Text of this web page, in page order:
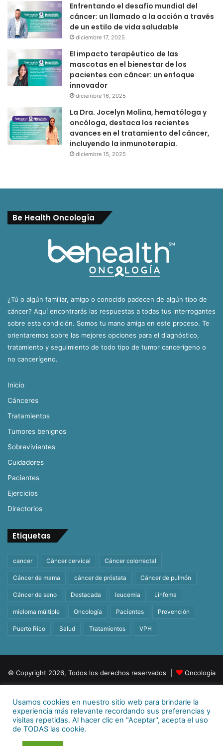
Enfrentando el desafío mundial del
cáncer: un llamado a la acción a través
de un estilo de vida saludable
diciembre 17, 2025
El impacto terapéutico de las
mascotas en el bienestar de los
pacientes con cáncer: un enfoque
innovador
diciembre 16, 2025
La Dra. Jocelyn Molina, hematóloga y
oncóloga, destaca los recientes
avances en el tratamiento del cáncer,
incluyendo la inmunoterapia.
diciembre 15, 2025
Be Health Oncología
¿Tú o algún familiar, amigo o conocido padecen de algún tipo de
cáncer? Aquí encontrarás las respuestas a todas tus interrogantes
sobre esta condición. Somos tu mano amiga en este proceso. Te
orientaremos sobre las mejores opciones para el diagnóstico,
tratamiento y seguimiento de todo tipo de tumor cancerígeno o
no cancerígeno.
Inicio
Cánceres
Tratamientos
Tumores benignos
Sobrevivientes
Cuidadores
Pacientes
Ejercicios
Directorios
Etiquetas
cancer Cáncer cervical Cáncer colorrectal
Cáncer de mama cáncer de próstata Cáncer de pulmón
Cáncer de seno Destacada leucemia Linfoma
mieloma múltiple Oncología Pacientes Prevención
Puerto Rico Salud Tratamientos VPH
© Copyright 2026, Todos los derechos reservados |
Oncología
Para más información
E-mail:info@behealthpr.com
FacebookTwitter
Usamos cookies en nuestro sitio web para brindarle la
experiencia más relevante recordando sus preferencias y
visitas repetidas. Al hacer clic en "Aceptar", acepta el uso
de TODAS las cookie.